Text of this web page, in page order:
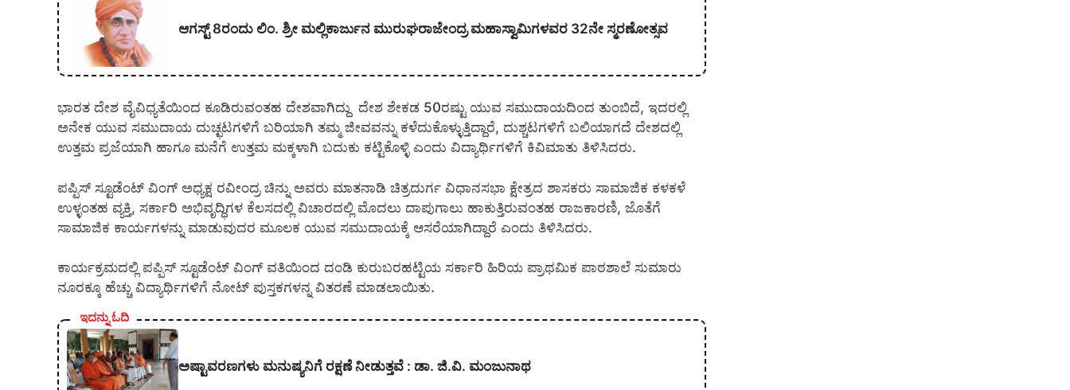
ಆಗಸ್ಟ್ 8ರಂದು ಲಿಂ. ಶ್ರೀ ಮಲ್ಲಿಕಾರ್ಜುನ ಮುರುಘರಾಜೇಂದ್ರ ಮಹಾಸ್ವಾಮಿಗಳವರ 32ನೇ ಸ್ಮರಣೋತ್ಸವ
ಭಾರತ ದೇಶ ವೈವಿಧ್ಯತೆಯಿಂದ ಕೂಡಿರುವಂತಹ ದೇಶವಾಗಿದ್ದು ದೇಶ ಶೇಕಡ 50ರಷ್ಟು ಯುವ ಸಮುದಾಯದಿಂದ ತುಂಬಿದೆ, ಇದರಲ್ಲಿ
ಅನೇಕ ಯುವ ಸಮುದಾಯ ದುಚ್ಛಟಗಳಿಗೆ ಬರಿಯಾಗಿ ತಮ್ಮ ಜೀವವನ್ನು ಕಳೆದುಕೊಳ್ಳುತ್ತಿದ್ದಾರೆ, ದುಶ್ಚಟಗಳಿಗೆ ಬಲಿಯಾಗದೆ ದೇಶದಲ್ಲಿ
ಉತ್ತಮ ಪ್ರಜೆಯಾಗಿ ಹಾಗೂ ಮನೆಗೆ ಉತ್ತಮ ಮಕ್ಕಳಾಗಿ ಬದುಕು ಕಟ್ಟಿಕೊಳ್ಳಿ ಎಂದು ವಿದ್ಯಾರ್ಥಿಗಳಿಗೆ ಕಿವಿಮಾತು ತಿಳಿಸಿದರು.
ಪಪ್ಪಿಸ್ ಸ್ಟೂಡೆಂಟ್ ವಿಂಗ್ ಅಧ್ಯಕ್ಷ ರವೀಂದ್ರ ಚಿನ್ನು ಅವರು ಮಾತನಾಡಿ ಚಿತ್ರದುರ್ಗ ವಿಧಾನಸಭಾ ಕ್ಷೇತ್ರದ ಶಾಸಕರು ಸಾಮಾಜಿಕ ಕಳಕಳೆ
ಉಳ್ಳಂತಹ ವ್ಯಕ್ತಿ, ಸರ್ಕಾರಿ ಅಭಿವೃದ್ಧಿಗಳ ಕೆಲಸದಲ್ಲಿ ವಿಚಾರದಲ್ಲಿ ಮೊದಲು ದಾಪುಗಾಲು ಹಾಕುತ್ತಿರುವಂತಹ ರಾಜಕಾರಣಿ, ಜೊತೆಗೆ
ಸಾಮಾಜಿಕ ಕಾರ್ಯಗಳನ್ನು ಮಾಡುವುದರ ಮೂಲಕ ಯುವ ಸಮುದಾಯಕ್ಕೆ ಆಸರೆಯಾಗಿದ್ದಾರೆ ಎಂದು ತಿಳಿಸಿದರು.
ಕಾರ್ಯಕ್ರಮದಲ್ಲಿ ಪಪ್ಪಿಸ್ ಸ್ಟೂಡೆಂಟ್ ವಿಂಗ್ ವತಿಯಿಂದ ದಂಡಿ ಕುರುಬರಹಟ್ಟಿಯ ಸರ್ಕಾರಿ ಹಿರಿಯ ಪ್ರಾಥಮಿಕ ಪಾಠಶಾಲೆ ಸುಮಾರು
ನೂರಕ್ಕೂ ಹೆಚ್ಚು ವಿದ್ಯಾರ್ಥಿಗಳಿಗೆ ನೋಟ್ ಪುಸ್ತಕಗಳನ್ನ ವಿತರಣೆ ಮಾಡಲಾಯಿತು.
ಇದನ್ನು ಓದಿ
ಅಷ್ಟಾವರಣಗಳು ಮನುಷ್ಯನಿಗೆ ರಕ್ಷಣೆ ನೀಡುತ್ತವೆ : ಡಾ. ಜಿ.ವಿ. ಮಂಜುನಾಥ